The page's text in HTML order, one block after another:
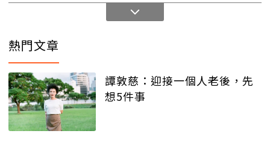
熱門文章
譚敦慈：迎接一個人老後，先
想5件事